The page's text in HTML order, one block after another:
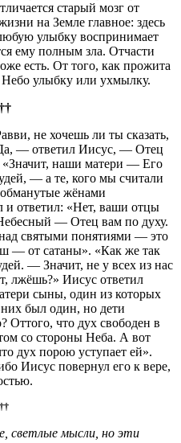
старый мозг от
на Земле главное: здесь
улыбку воспринимает
ему полным зла. Отчасти
есть. От того, как прожита
улыбку или ухмылку.
не хочешь ли ты сказать,
— ответил Иисус, — Отец
наши матери — Его
— а те, кого мы считали
жёнами
и ответил: «Нет, ваши отцы
— Отец вам по духу.
святыми понятиями — это
— от сатаны». «Как же так
— Значит, не у всех из нас
лжёшь?» Иисус ответил
сыны, один из которых
был один, но дети
Оттого, что дух свободен в
со стороны Неба. А вот
дух порою уступает ей».
Иисус повернул его к вере,
светлые мысли, но эти